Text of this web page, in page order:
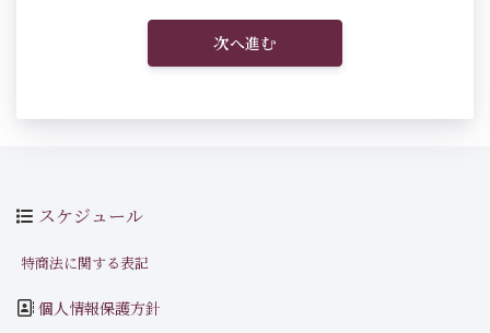
次へ進む
スケジュール
特商法に関する表記
個人情報保護方針